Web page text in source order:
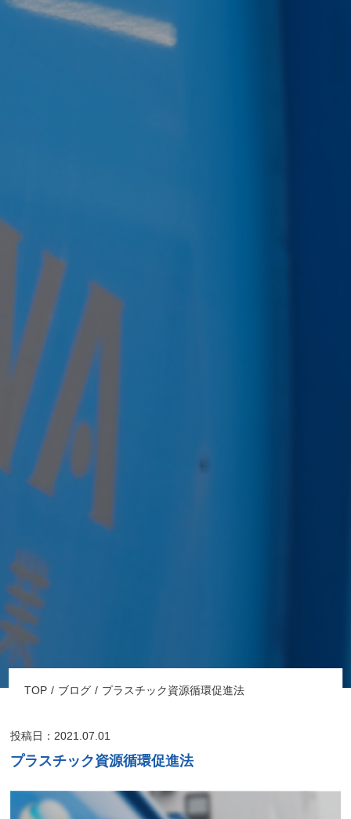
TOP ブログ プラスチック資源循環促進法
投稿日：2021.07.01
プラスチック資源循環促進法